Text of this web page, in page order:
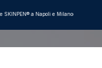
SKINPEN® a Napoli e Milano